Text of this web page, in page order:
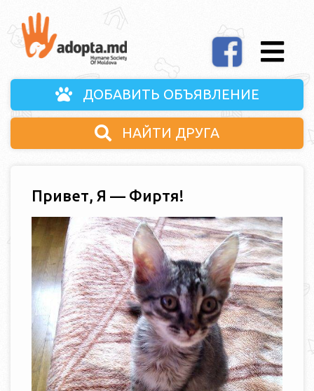
ДОБАВИТЬ ОБЪЯВЛЕНИЕ
НАЙТИ ДРУГА
Привет, Я — Фиртя!